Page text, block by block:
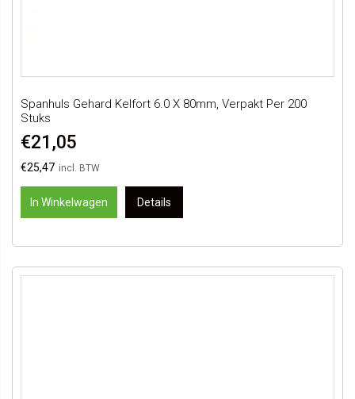
Spanhuls Gehard Kelfort 6.0 X 80mm, Verpakt Per 200
Stuks
€25,47
€21,05
In Winkelwagen Details